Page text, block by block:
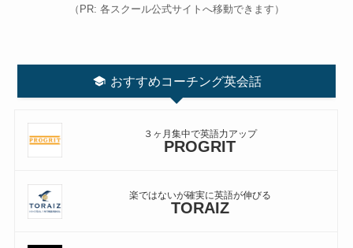
（PR: 各スクール公式サイトへ移動できます）
おすすめコーチング英会話
３ヶ月集中で英語力アップ
PROGRIT
楽ではないが確実に英語が伸びる
TORAIZ